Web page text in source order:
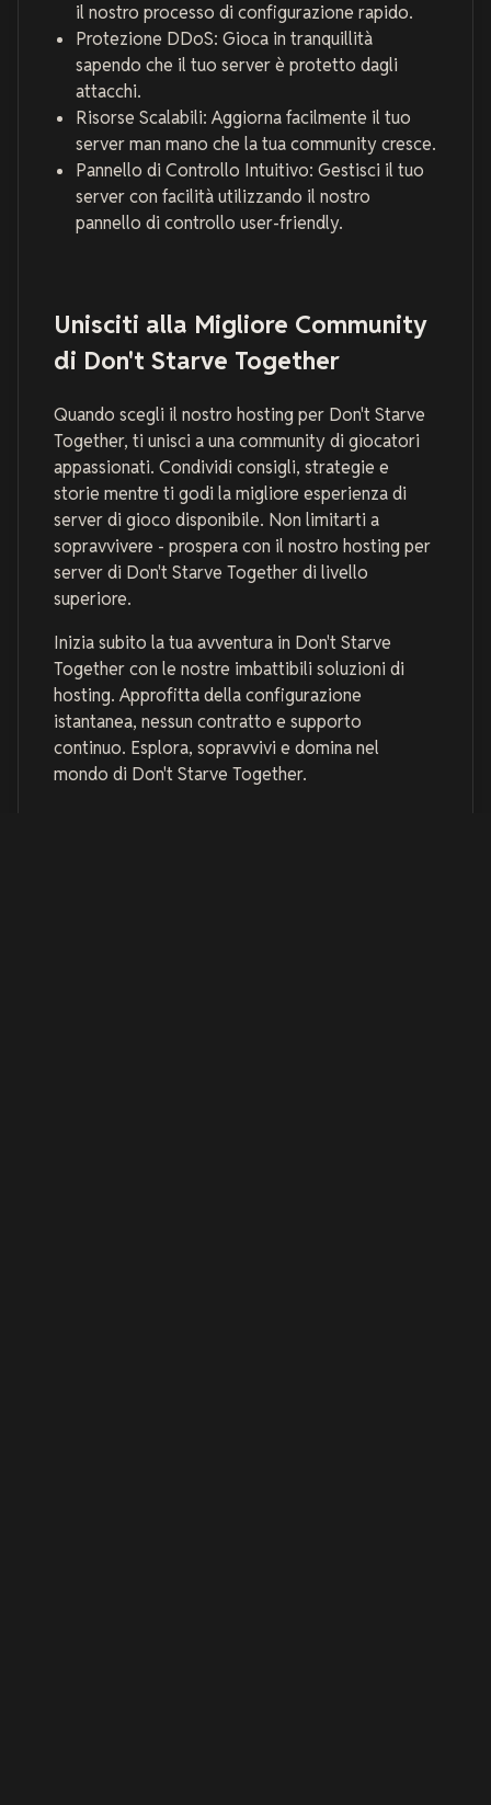
il nostro processo di configurazione rapido.
Protezione DDoS: Gioca in tranquillità
sapendo che il tuo server è protetto dagli
attacchi.
Risorse Scalabili: Aggiorna facilmente il tuo
server man mano che la tua community cresce.
Pannello di Controllo Intuitivo: Gestisci il tuo
server con facilità utilizzando il nostro
pannello di controllo user-friendly.
Unisciti alla Migliore Community
di Don't Starve Together
Quando scegli il nostro hosting per Don't Starve
Together, ti unisci a una community di giocatori
appassionati. Condividi consigli, strategie e
storie mentre ti godi la migliore esperienza di
server di gioco disponibile. Non limitarti a
sopravvivere - prospera con il nostro hosting per
server di Don't Starve Together di livello
superiore.
Inizia subito la tua avventura in Don't Starve
Together con le nostre imbattibili soluzioni di
hosting. Approfitta della configurazione
istantanea, nessun contratto e supporto
continuo. Esplora, sopravvivi e domina nel
mondo di Don't Starve Together.